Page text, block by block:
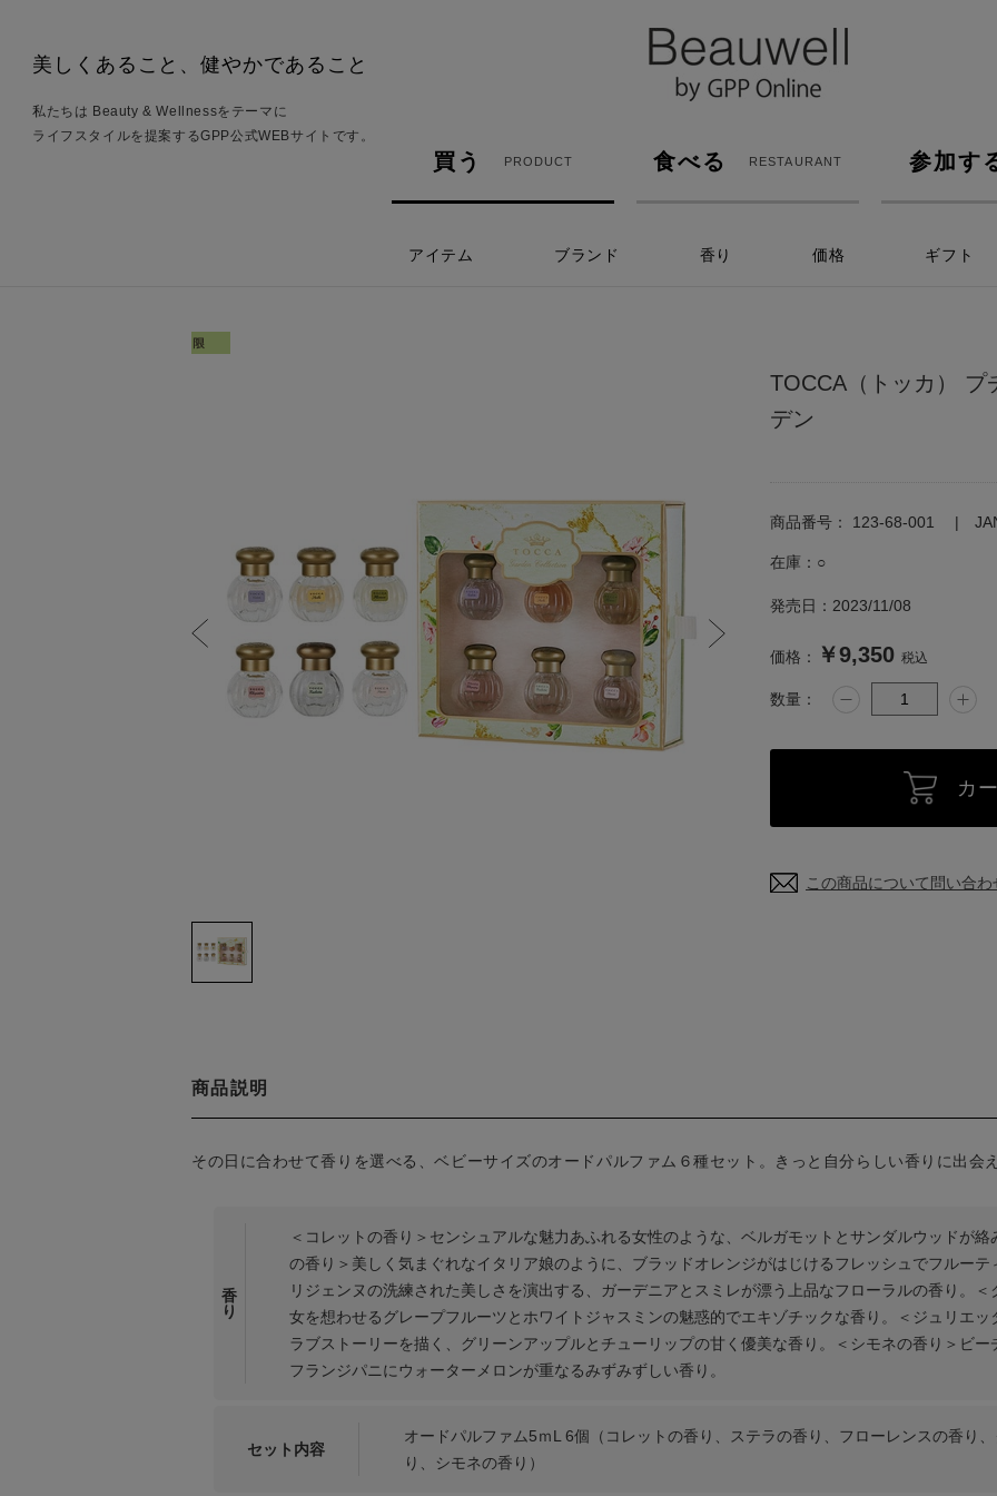
美しくあること、健やかであること
私たちは Beauty & Wellnessをテーマに
ライフスタイルを提案するGPP公式WEBサイトです。
買う PRODUCT 食べる RESTAURANT 参加す
アイテム ブランド 香り 価格 ギフト
TOCCA（トッカ） プ
デン
在庫： ○
発売日： 2023/11/08
価格： ￥9,350 税込
商品番号： 123-68-001
数量：
カ
この商品について問い合わ
商品説明
その日に合わせて香りを選べる、ベビーサイズのオードパルファム６種セット。きっと自分らしい香りに出会
香
り
＜コレットの香り＞センシュアルな魅力あふれる女性のような、ベルガモットとサンダルウッドが
の香り＞美しく気まぐれなイタリア娘のように、ブラッドオレンジがはじけるフレッシュでフルー
リジェンヌの洗練された美しさを演出する、ガーデニアとスミレが漂う上品なフローラルの香り。
女を想わせるグレープフルーツとホワイトジャスミンの魅惑的でエキゾチックな香り。＜ジュリエ
ラブストーリーを描く、グリーンアップルとチューリップの甘く優美な香り。＜シモネの香り＞ビ
フランジパニにウォーターメロンが重なるみずみずしい香り。
セット内容
オードパルファム5ｍL 6個（コレットの香り、ステラの香り、フローレンスの香り
り、シモネの香り）